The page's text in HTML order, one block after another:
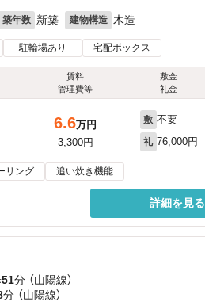
築年数 新築 建物構造 木造
駐輪場あり 宅配ボックス
賃料
管理費等
敷金
礼金
6.6万円
3,300円
敷 不要
礼 76,000円
リング 追い炊き機能
詳細を見る
51分 （山陽線）
分 （山陽線）